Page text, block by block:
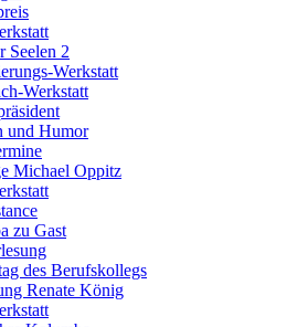
Seelen 2
Werkstatt
Werkstatt
und Humor
Michael Oppitz
zu Gast
des Berufskollegs
Renate König